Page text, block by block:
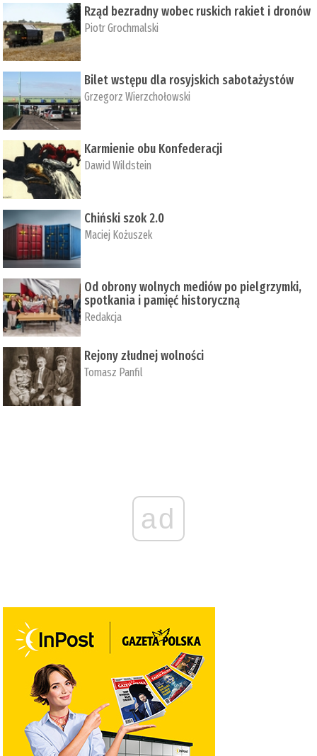
Rząd bezradny wobec ruskich rakiet i dronów
Piotr Grochmalski
Bilet wstępu dla rosyjskich sabotażystów
Grzegorz Wierzchołowski
Karmienie obu Konfederacji
Dawid Wildstein
Chiński szok 2.0
Maciej Kożuszek
Od obrony wolnych mediów po pielgrzymki,
spotkania i pamięć historyczną
Redakcja
Rejony złudnej wolności
Tomasz Panfil
ad